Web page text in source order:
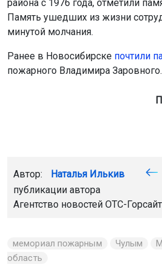
района с 1976 года, отметили
Память ушедших из жизни
минутой молчания.
Ранее в Новосибирске почтили
пожарного Владимира Заровного.
Автор: Наталья Илькив
публикации автора
Агентство новостей ОТС-Горсайт
мемориал пожарным Чулым
область